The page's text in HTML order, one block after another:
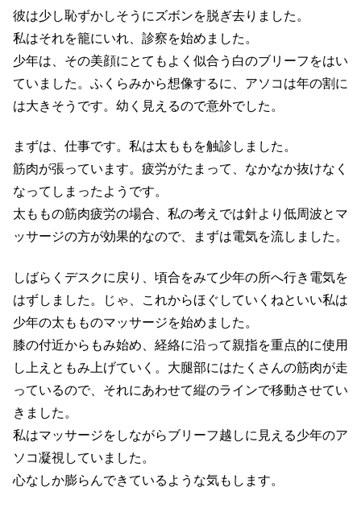
彼は少し恥ずかしそうにズボンを脱ぎ去りました。
私はそれを籠にいれ、診察を始めました。
少年は、その美顔にとてもよく似合う白のブリーフをはい
ていました。ふくらみから想像するに、アソコは年の割に
は大きそうです。幼く見えるので意外でした。
まずは、仕事です。私は太ももを触診しました。
筋肉が張っています。疲労がたまって、なかなか抜けなく
なってしまったようです。
太ももの筋肉疲労の場合、私の考えでは針より低周波とマ
ッサージの方が効果的なので、まずは電気を流しました。
しばらくデスクに戻り、頃合をみて少年の所へ行き電気を
はずしました。じゃ、これからほぐしていくねといい私は
少年の太もものマッサージを始めました。
膝の付近からもみ始め、経絡に沿って親指を重点的に使用
し上えともみ上げていく。大腿部にはたくさんの筋肉が走
っているので、それにあわせて縦のラインで移動させてい
きました。
私はマッサージをしながらブリーフ越しに見える少年のア
ソコ凝視していました。
心なしか膨らんできているような気もします。